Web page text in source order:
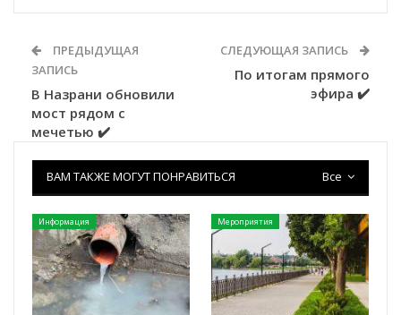
ПРЕДЫДУЩАЯ
ЗАПИСЬ
В Назрани обновили
мост рядом с
мечетью ✔️
СЛЕДУЮЩАЯ ЗАПИСЬ
По итогам прямого
эфира ✔️
Все
ВАМ ТАКЖЕ МОГУТ ПОНРАВИТЬСЯ
Информация Мероприятия